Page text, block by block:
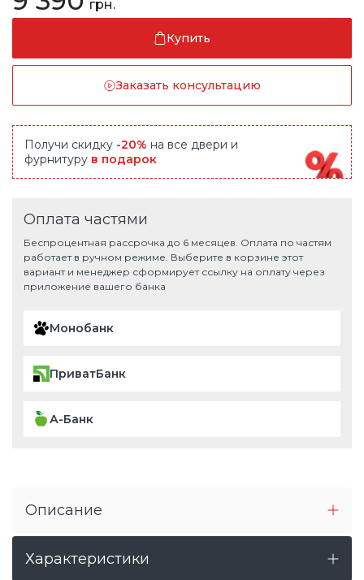
грн.
Купить
Заказать консультацию
Получи скидку -20% на все двери и
фурнитуру в подарок
Оплата частями
Беспроцентная рассрочка до 6 месяцев. Оплата по частям
работает в ручном режиме. Выберите в корзине этот
вариант и менеджер сформирует ссылку на оплату через
приложение вашего банка
Монобанк
ПриватБанк
А-Банк
Описание
Характеристики